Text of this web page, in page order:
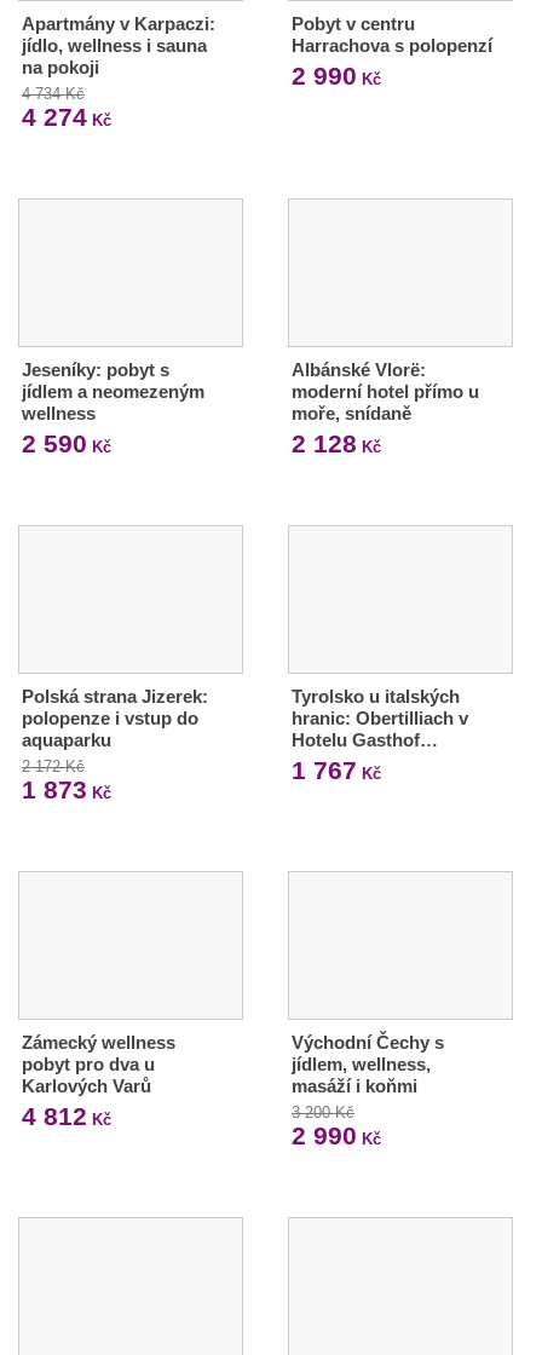
Apartmány v Karpaczi:
jídlo, wellness i sauna
na pokoji
4 734 Kč
4 274 Kč
Pobyt v centru
Harrachova s polopenzí
2 990 Kč
Jeseníky: pobyt s
jídlem a neomezeným
wellness
2 590 Kč
Albánské Vlorë:
moderní hotel přímo u
moře, snídaně
2 128 Kč
Polská strana Jizerek:
polopenze i vstup do
aquaparku
2 172 Kč
1 873 Kč
Tyrolsko u italských
hranic: Obertilliach v
Hotelu Gasthof…
1 767 Kč
Zámecký wellness
pobyt pro dva u
Karlových Varů
4 812 Kč
Východní Čechy s
jídlem, wellness,
masáží i koňmi
3 200 Kč
2 990 Kč